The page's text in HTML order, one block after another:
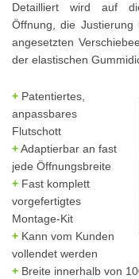
Detailliert wird auf
Öffnung, die
angesetzten
der elastischen
+ Patentiertes,
anpassbares
Flutschott
+Adaptierbar an fast
jede Öffnungsbreite
+ Fast komplett
vorgefertigtes
Montage-Kit
+ Kann vom Kunden
vollendet werden
+ Breite innerhalb von